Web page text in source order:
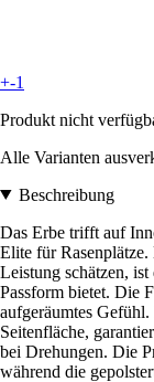
+-1
Produkt nicht
Alle Varianten
Beschreibung
Das Erbe trifft auf
Elite für
Leistung schätzen,
Passform bietet. Die
aufgeräumtes
Seitenfläche,
bei Drehungen. Die
während die